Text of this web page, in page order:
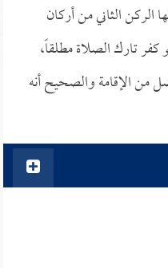
الثاني من أركان
كفر تارك الصلاة مطلقاً،
من الإقامة والصحيح أنه